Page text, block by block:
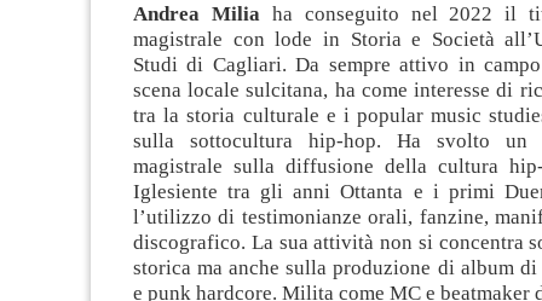
Andrea Milia ha conseguito nel 2022 il
magistrale con lode in Storia e Società
Studi di Cagliari. Da sempre attivo in
scena locale sulcitana, ha come interesse di
tra la storia culturale e i popular music
sulla sottocultura hip-hop. Ha svolto
magistrale sulla diffusione della cultura
Iglesiente tra gli anni Ottanta e i primi
l’utilizzo di testimonianze orali, fanzine,
discografico. La sua attività non si concentra
storica ma anche sulla produzione di album
e punk hardcore. Milita come MC e beatmaker